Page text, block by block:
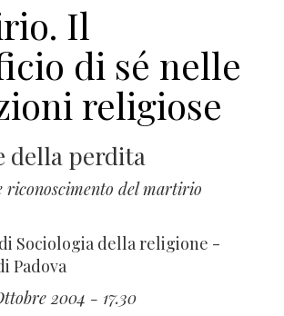
Il
di sé nelle
religiose
della perdita
riconoscimento del martirio
Sociologia della religione -
Padova
2004 - 17.30